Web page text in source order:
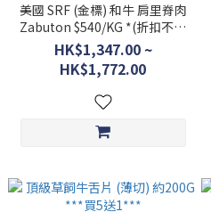
美國 SRF (金標) 和牛 肩里脊肉
Zabuton $540/KG *(折扣不適
用)
HK$1,347.00 ~
HK$1,772.00